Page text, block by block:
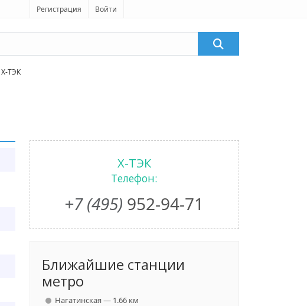
Регистрация Войти
X-ТЭК
X-ТЭК
Телефон:
+7 (495) 952-94-71
Ближайшие станции
метро
Нагатинская — 1.66 км